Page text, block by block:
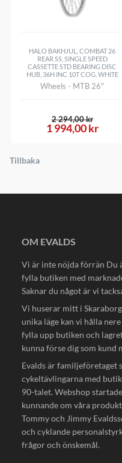
HALO BAKHJUL, COMBAT 26
REAR SS, SINGLE SPEED
CASSETTE STD BEARING DISC
HUB, 36H INC 10T COG, WHITE
Wheels - MTB 26"
1 994,00 kr
2 294,00 kr
Tillbaka
OM EVALDS
Vi är inte nöjda förrän Du
fylla butiken med
Saknar du något är vi
Vi huserar mitt i
unika läge kan vi hålla
fylla upp butiken och
kunna förse dig som kund
Evalds är familjeföretaget
cykeltävlingarna med
90-talet. Webshop
kunnande om våra
Tommy och Jimmy
och cyklande
frågor och önskemål.